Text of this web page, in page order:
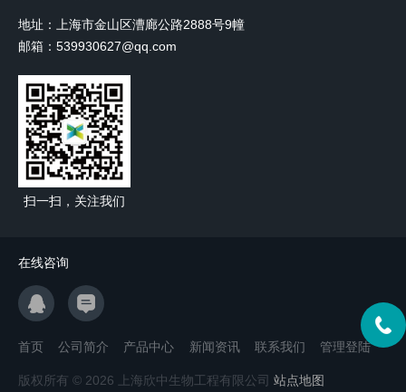
地址：上海市金山区漕廊公路2888号9幢
邮箱：539930627@qq.com
扫一扫，关注我们
在线咨询
首页 公司简介 产品中心 新闻资讯 联系我们 管理登陆
版权所有 © 2026 上海欣中生物工程有限公司 站点地图